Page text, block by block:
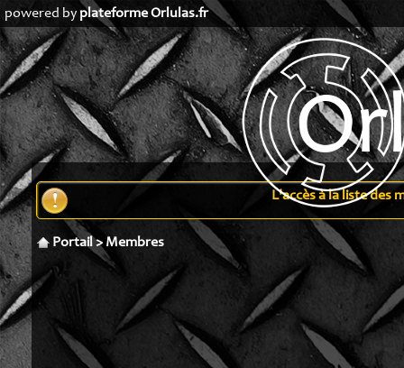
powered by plateforme Orlulas.fr
L'accès à la liste des
Portail> Membres